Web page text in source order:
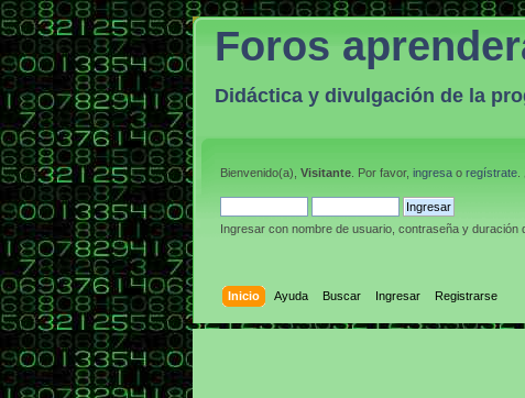
Foros
Didáctica y divulgación de la
Bienvenido(a), Visitante . Por favor, ingresa o regístrate
Ingresar con nombre de usuario, contraseña y duración
Inicio Ayuda Buscar Ingresar Registrarse